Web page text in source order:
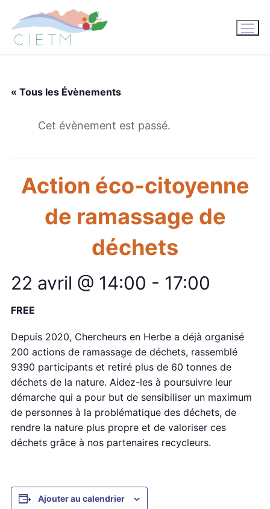
contenu
« Tous les Évènements
Cet évènement est passé.
Action éco-citoyenne
de ramassage de
déchets
22 avril @ 14:00 - 17:00
FREE
Depuis 2020, Chercheurs en Herbe a déjà organisé
200 actions de ramassage de déchets, rassemblé
9390 participants et retiré plus de 60 tonnes de
déchets de la nature. Aidez-les à poursuivre leur
démarche qui a pour but de sensibiliser un maximum
de personnes à la problématique des déchets, de
rendre la nature plus propre et de valoriser ces
déchets grâce à nos partenaires recycleurs.
Ajouter au calendrier